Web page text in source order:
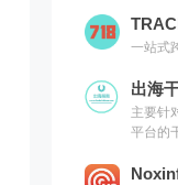
一站式
出海
主要针
平台的
具以及